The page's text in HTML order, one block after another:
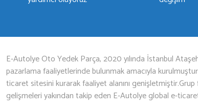
E-Autolye Oto Yedek Parça, 2020 yılında İstanbul
pazarlama faaliyetlerinde bulunmak amacıyla
ticaret sitesini kurarak faaliyet alanını
gelişmeleri yakından takip eden E-Autolye global e-